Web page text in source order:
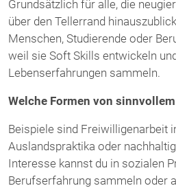
Grundsätzlich für alle, die
über den Tellerrand
Menschen, Studierende oder
weil sie Soft Skills entwickeln
Lebenserfahrungen sammeln.
Welche Formen von
Beispiele sind Freiwilligenarbeit
Auslandspraktika oder
Interesse kannst du in sozialen
Berufserfahrung sammeln oder